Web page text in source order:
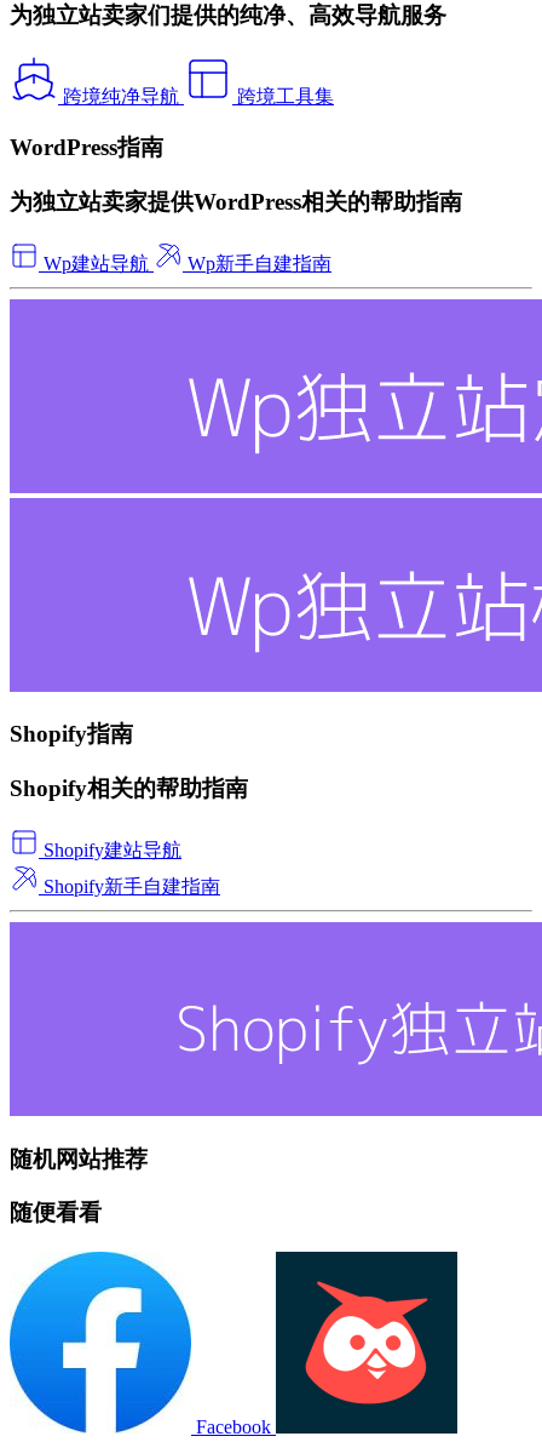
为独立站卖家们提供的纯净、高效导航服务
跨境纯净导航 跨境工具集
WordPress指南
为独立站卖家提供WordPress相关的帮助指南
Wp建站导航 Wp新手自建指南
Shopify指南
Shopify相关的帮助指南
Shopify建站导航
Shopify新手自建指南
随机网站推荐
随便看看
Facebook